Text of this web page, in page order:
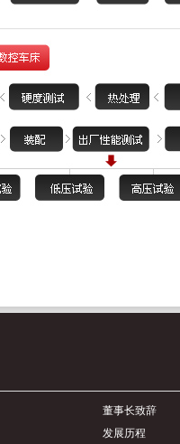
董事长致辞
发展历程